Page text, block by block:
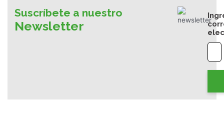
Suscríbete a nuestro
Newsletter